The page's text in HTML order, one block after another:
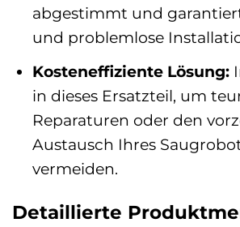
abgestimmt und
und problemlose
Kosteneffiziente Lösung:
in dieses Ersatzteil, um
Reparaturen oder den
Austausch Ihres
vermeiden.
Detaillierte